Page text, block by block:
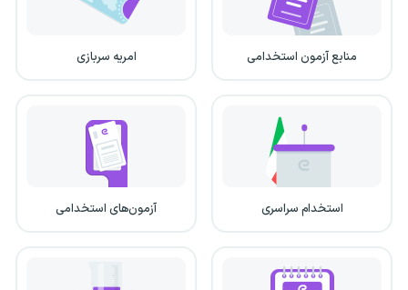
منابع آزمون استخدامی امریه سربازی
استخدام سراسری آزمون‌های استخدامی